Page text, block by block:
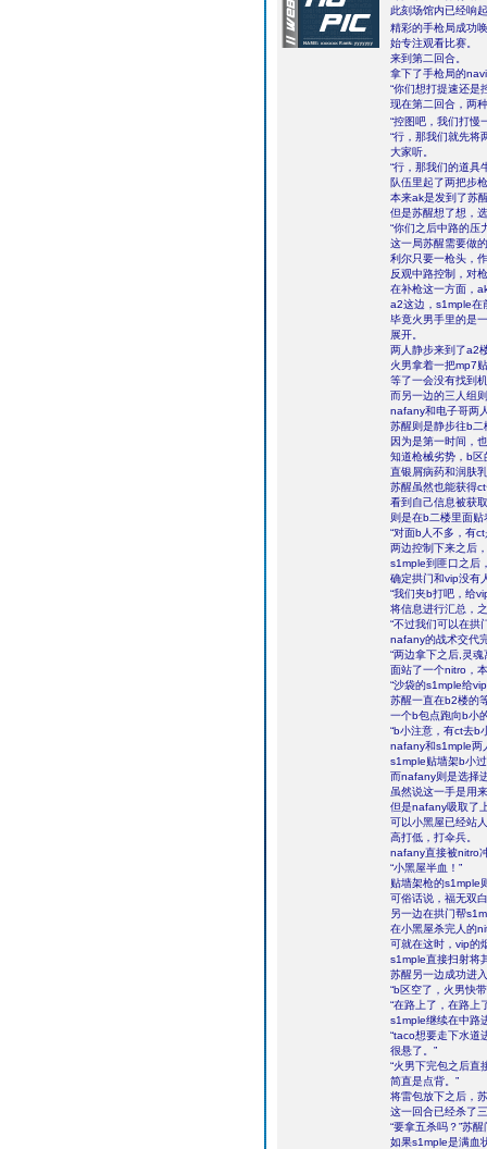
此刻场馆内已经响
精彩的手枪局成功
始专注观看比赛。
来到第二回合。
拿下了手枪局的
“你们想打提速还是
现在第二回合，两
“控图吧，我们打慢
“行，那我们就先将
大家听。
“行，那我们的道具
队伍里起了两把步
本来ak是发到了苏
但是苏醒想了想，
“你们之后中路的压
这一局苏醒需要做
利尔只要一枪头，
反观中路控制，对
在补枪这一方面，
a2这边，s1mple在
毕竟火男手里的是
展开。
两人静步来到了a2
火男拿着一把mp7
等了一会没有找到
而另一边的三人组
nafany和电子哥两
苏醒则是静步往b二
因为是第一时间，
知道枪械劣势，b
直银屑病药和润肤
苏醒虽然也能获得
看到自己信息被获
则是在b二楼里面
“对面b人不多，有
两边控制下来之后
s1mple到匪口之后
确定拱门和vip没有
“我们夹b打吧，给
将信息进行汇总，
“不过我们可以在拱
nafany的战术交代
“两边拿下之后,灵
面站了一个nitro，
“沙袋的s1mple给
苏醒一直在b2楼的
一个b包点跑向b小
“b小注意，有ct去b
nafany和s1mple两
s1mple贴墙架b小
而nafany则是选择
虽然说这一手是用
但是nafany吸取了
可以小黑屋已经站
高打低，打伞兵。
nafany直接被nitro
“小黑屋半血！”
贴墙架枪的s1mple
可俗话说，福无双
另一边在拱门帮
在小黑屋杀完人的
可就在这时，vip的
s1mple直接扫射将
苏醒另一边成功进
“b区空了，火男快
“在路上了，在路上
s1mple继续在中路
“taco想要走下水道
很悬了。”
“火男下完包之后直
简直是点背。”
将雷包放下之后，
这一回合已经杀了
“要拿五杀吗？”苏
如果s1mple是满血